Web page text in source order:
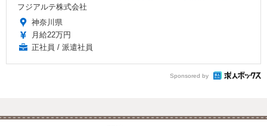
フジアルテ株式会社
神奈川県
月給22万円
正社員 / 派遣社員
Sponsored by